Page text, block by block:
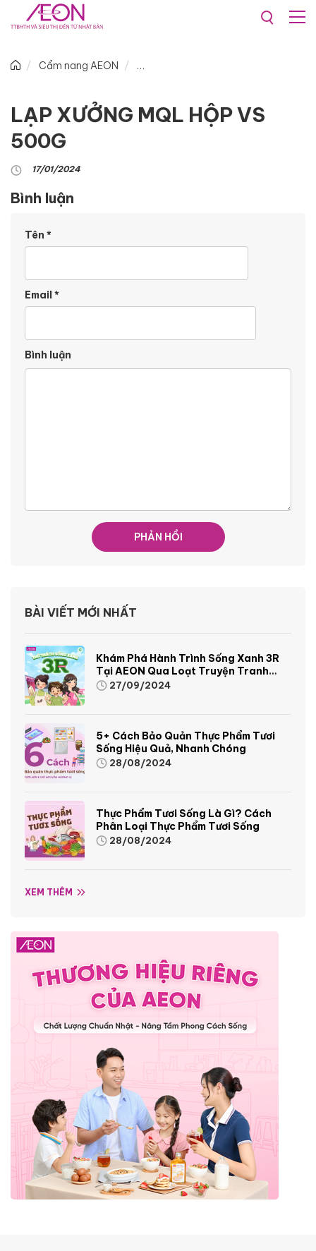
Cẩm nang AEON
LẠP XƯỞNG MQL HỘP VS
500G
17/01/2024
Bình luận
Tên *
Email*
Bình luận
BÀI VIẾT MỚI NHẤT
Khám Phá Hành Trình Sống Xanh 3R
Tại AEON Qua Loạt Truyện Tranh
Sinh Động Và Thú Vị
27/09/2024
5+ Cách Bảo Quản Thực Phẩm Tươi
Sống Hiệu Quả, Nhanh Chóng
28/08/2024
Thực Phẩm Tươi Sống Là Gì? Cách
Phân Loại Thực Phẩm Tươi Sống
28/08/2024
XEM THÊM